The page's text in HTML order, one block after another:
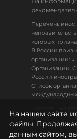
Перечень
которых
В России
организации: ↓
Организации,
России
Список
18+
Политика
На нашем сайте
файлы. Продолжая
данным сайтом,